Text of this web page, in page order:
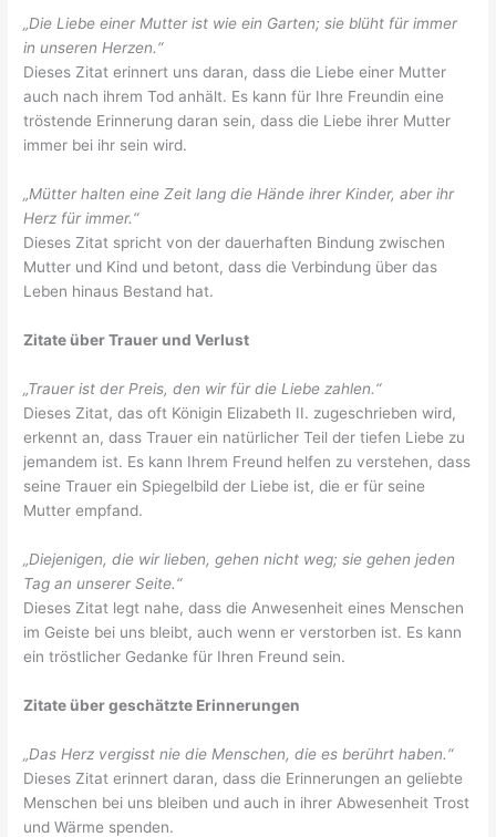
„Die Liebe einer Mutter ist wie ein Garten; sie blüht für immer
in unseren Herzen.“
Dieses Zitat erinnert uns daran, dass die Liebe einer Mutter
auch nach ihrem Tod anhält. Es kann für Ihre Freundin eine
tröstende Erinnerung daran sein, dass die Liebe ihrer Mutter
immer bei ihr sein wird.
„Mütter halten eine Zeit lang die Hände ihrer Kinder, aber ihr
Herz für immer.“
Dieses Zitat spricht von der dauerhaften Bindung zwischen
Mutter und Kind und betont, dass die Verbindung über das
Leben hinaus Bestand hat.
Zitate über Trauer und Verlust
„Trauer ist der Preis, den wir für die Liebe zahlen.“
Dieses Zitat, das oft Königin Elizabeth II. zugeschrieben wird,
erkennt an, dass Trauer ein natürlicher Teil der tiefen Liebe zu
jemandem ist. Es kann Ihrem Freund helfen zu verstehen, dass
seine Trauer ein Spiegelbild der Liebe ist, die er für seine
Mutter empfand.
„Diejenigen, die wir lieben, gehen nicht weg; sie gehen jeden
Tag an unserer Seite.“
Dieses Zitat legt nahe, dass die Anwesenheit eines Menschen
im Geiste bei uns bleibt, auch wenn er verstorben ist. Es kann
ein tröstlicher Gedanke für Ihren Freund sein.
Zitate über geschätzte Erinnerungen
„Das Herz vergisst nie die Menschen, die es berührt haben.“
Dieses Zitat erinnert daran, dass die Erinnerungen an geliebte
Menschen bei uns bleiben und auch in ihrer Abwesenheit Trost
und Wärme spenden.